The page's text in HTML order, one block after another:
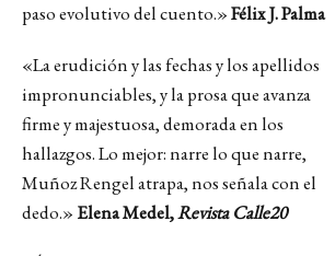
paso evolutivo del cuento.»Félix J. Palma
«La erudición y las fechas y los apellidos
impronunciables, y la prosa que avanza
firme y majestuosa, demorada en los
hallazgos. Lo mejor: narre lo que narre,
Muñoz Rengel atrapa, nos señala con el
dedo.» Elena Medel,Revista Calle20